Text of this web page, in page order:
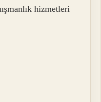
hizmetleri